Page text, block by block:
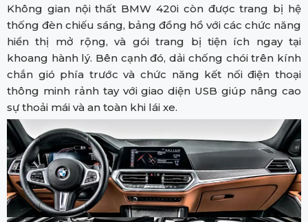
Không gian nội thất BMW 420i còn được trang bị hệ
thống đèn chiếu sáng, bảng đồng hồ với các chức năng
hiển thị mở rộng, và gói trang bị tiện ích ngay tại
khoang hành lý. Bên cạnh đó, dải chống chói trên kính
chắn gió phía trước và chức năng kết nối điện thoại
thông minh rảnh tay với giao diện USB giúp nâng cao
sự thoải mái và an toàn khi lái xe.